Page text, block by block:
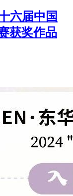
六届中国
获奖作品